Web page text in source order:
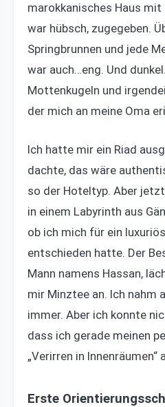
marokkanisches Haus mit
war hübsch, zugegeben.
Springbrunnen und jede
war auch…eng. Und
Mottenkugeln und
der mich an meine Oma
Ich hatte mir ein Riad
dachte, das wäre
so der Hoteltyp. Aber
in einem Labyrinth aus
ob ich mich für ein
entschieden hatte. Der
Mann namens Hassan,
mir Minztee an. Ich nahm
immer. Aber ich konnte
dass ich gerade meinen
„Verirren in
Erste